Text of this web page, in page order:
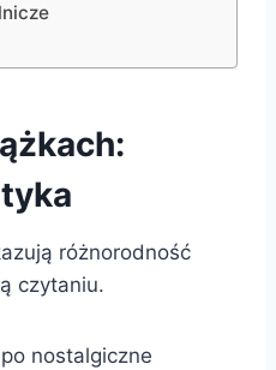
różnorodność
czytaniu.
nostalgiczne